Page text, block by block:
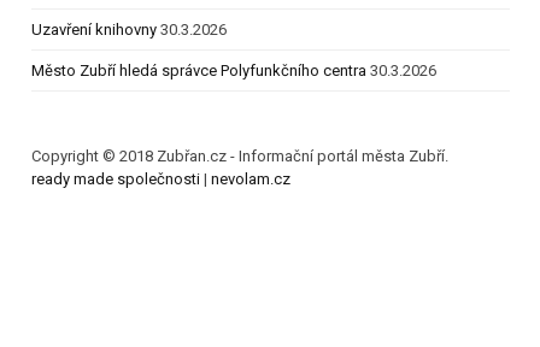
Uzavření knihovny 30.3.2026
Město Zubří hledá správce Polyfunkčního centra 30.3.2026
Copyright © 2018 Zubřan.cz - Informační portál města Zubří.
ready made společnosti | nevolam.cz